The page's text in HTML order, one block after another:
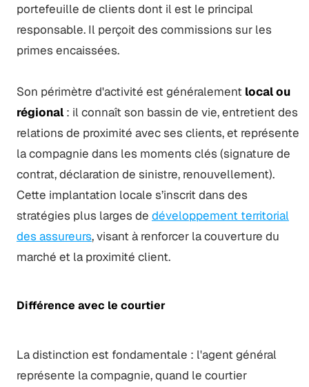
portefeuille de clients dont il est le principal
responsable. Il perçoit des commissions sur les
primes encaissées.
Son périmètre d'activité est généralement local ou
régional: il connaît son bassin de vie, entretient des
relations de proximité avec ses clients, et représente
la compagnie dans les moments clés (signature de
contrat, déclaration de sinistre, renouvellement).
Cette implantation locale s’inscrit dans des
stratégies plus larges de développement territorial
des assureurs, visant à renforcer la couverture du
marché et la proximité client.
Différence avec le courtier
La distinction est fondamentale : l'agent général
représente la compagnie, quand le courtier